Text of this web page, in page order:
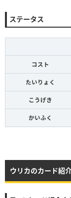
ステータス
コスト
たいりょく
こうげき
かいふく
ウリカのカード紹